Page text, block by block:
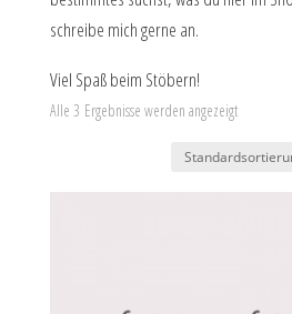
schreibe mich gerne an.
Viel Spaß beim Stöbern!
Alle 3 Ergebnisse werden angezeigt